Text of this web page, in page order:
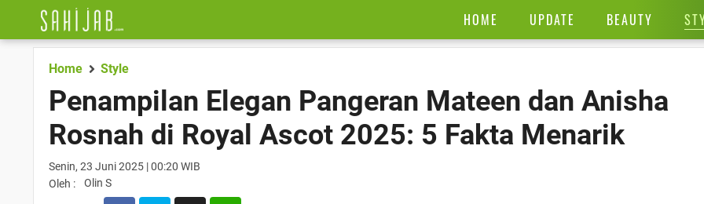
HOME UPDATE BEAUTY
Home Style
Penampilan Elegan Pangeran Mateen dan Anisha
Rosnah di Royal Ascot 2025: 5 Fakta Menarik
Senin, 23 Juni 2025 | 00:20 WIB
Oleh :
Olin S